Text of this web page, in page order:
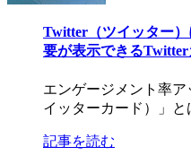
Twitter（ツイッター
要が表示できる
エンゲージメント率ア
イッターカード）」と
記事を読む